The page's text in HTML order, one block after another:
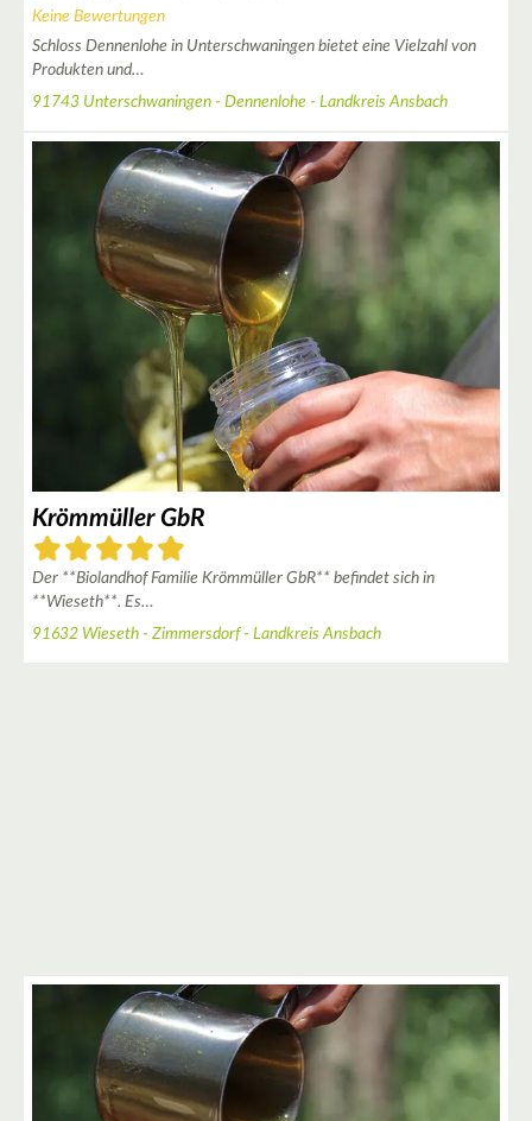
Keine Bewertungen
Schloss Dennenlohe in Unterschwaningen bietet eine Vielzahl von
Produkten und…
91743 Unterschwaningen - Dennenlohe - Landkreis Ansbach
Krömmüller GbR
Der **Biolandhof Familie Krömmüller GbR** befindet sich in
**Wieseth**. Es…
91632 Wieseth - Zimmersdorf - Landkreis Ansbach
5
3 3
4
8
7
7